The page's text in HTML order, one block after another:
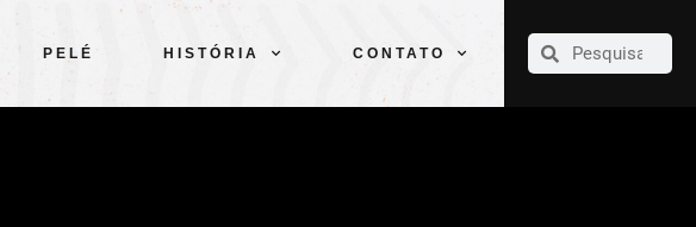
PELÉ HISTÓRIA CONTATO
CLUBE